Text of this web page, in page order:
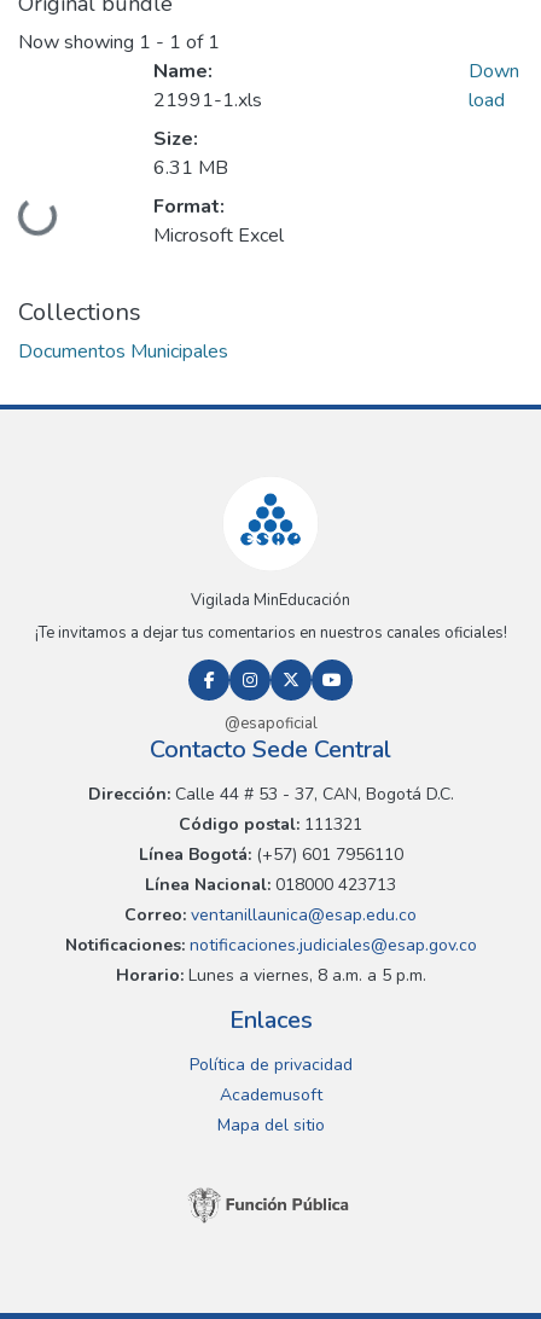
Now showing 1 - 1 of 1
Loading...
Name:
21991-1.xls
Size:
6.31 MB
Format:
Microsoft Excel
Down
load
Collections
Documentos Municipales
Vigilada MinEducación
¡Te invitamos a dejar tus comentarios en nuestros canales oficiales!
@esapoficial
Contacto Sede Central
Dirección:Calle 44 # 53 - 37, CAN, Bogotá D.C.
Código postal: 111321
Línea Bogotá:(+57) 601 7956110
Línea Nacional: 018000 423713
Correo: ventanillaunica@esap.edu.co
Notificaciones:notificaciones.judiciales@esap.gov.co
Horario:Lunes a viernes, 8 a.m. a 5 p.m.
Enlaces
Política de privacidad
Academusoft
Mapa del sitio